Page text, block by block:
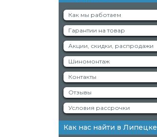
Как мы работаем
Гарантии на товар
Акции, скидки, распродажи
Шиномонтаж
Контакты
Отзывы
Условия рассрочки
Как нас найти в Липецке